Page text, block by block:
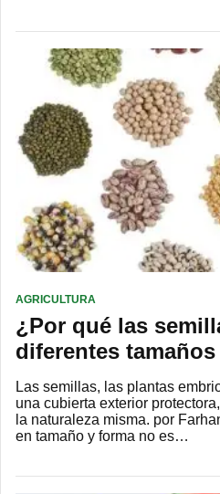
AGRICULTURA
¿Por qué las
diferentes
Las semillas, las plantas
una cubierta exterior
la naturaleza misma. por
en tamaño y forma no es…